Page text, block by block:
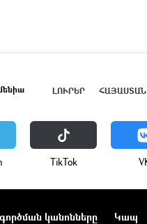
ԼՈՒՐԵՐ ՀԱՅԱՍՏԱՆ
ТikТоk
կանոնները Կապ